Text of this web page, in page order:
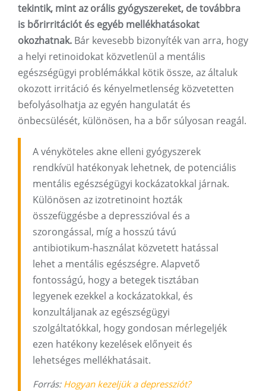
tekintik, mint az orális gyógyszereket, de továbbra
is bőrirritációt és egyéb mellékhatásokat
okozhatnak. Bár kevesebb bizonyíték van arra, hogy
a helyi retinoidokat közvetlenül a mentális
egészségügyi problémákkal kötik össze, az általuk
okozott irritáció és kényelmetlenség közvetetten
befolyásolhatja az egyén hangulatát és
önbecsülését, különösen, ha a bőr súlyosan reagál.
A vényköteles akne elleni gyógyszerek
rendkívül hatékonyak lehetnek, de potenciális
mentális egészségügyi kockázatokkal járnak.
Különösen az izotretinoint hozták
összefüggésbe a depresszióval és a
szorongással, míg a hosszú távú
antibiotikum-használat közvetett hatással
lehet a mentális egészségre. Alapvető
fontosságú, hogy a betegek tisztában
legyenek ezekkel a kockázatokkal, és
konzultáljanak az egészségügyi
szolgáltatókkal, hogy gondosan mérlegeljék
ezen hatékony kezelések előnyeit és
lehetséges mellékhatásait.
Forrás: Hogyan kezeljük a depressziót?